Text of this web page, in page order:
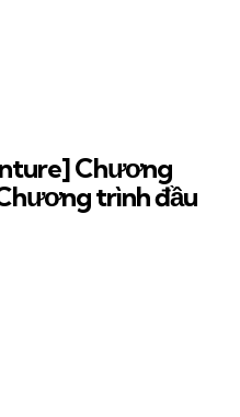
Chương
trình đầu